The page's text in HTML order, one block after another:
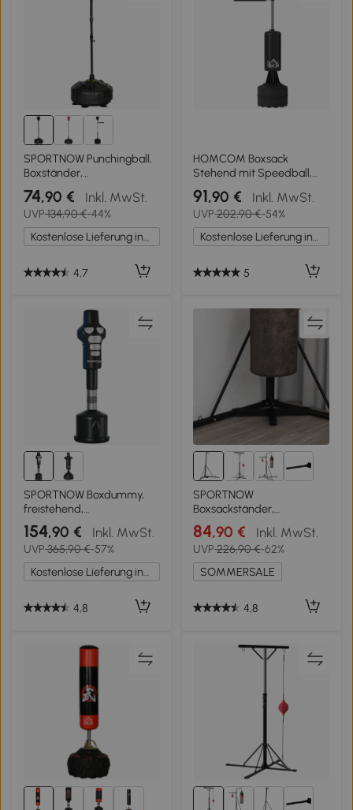
SPORTNOW Punchingball,
Boxständer,
höhenverstellbar 145-180
cm, befüllbare Basis,
Schwarz
74,90 € Inkl. MwSt.
UVP134,90 €-44%
Kostenlose Lieferung innerhalb Deutschlands
4,7
HOMCOM Boxsack
Stehend mit Speedball,
Reflexstange,
Höhenverstellbar, für
Erwachsene, 155-205cm,
Schwarz
91,90 € Inkl. MwSt.
UVP202,90 €-54%
Kostenlose Lieferung innerhalb Deutschlands
5
SPORTNOW Boxdummy,
freistehend,
höhenverstellbar, schwerer
Standfuß, Kunstleder,
schwarz+grau+blau, 55 x
55 x 178-207 cm
154,90 € Inkl. MwSt.
UVP365,90 €-57%
Kostenlose Lieferung innerhalb Deutschlands
4,8
SPORTNOW
Boxsackständer,
Boxsackhalterung,
höhenverstellbar,
freistehend, klappbar,
Stahl, 170 x 90 x 225 cm,
schwarz
84,90 € Inkl. MwSt.
UVP226,90 €-62%
SOMMERSALE
4,8